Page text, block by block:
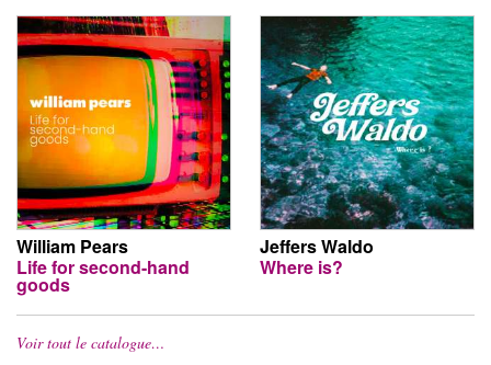
William Pears
Life for second-hand
goods
Jeffers Waldo
Where is?
Voir tout le catalogue…